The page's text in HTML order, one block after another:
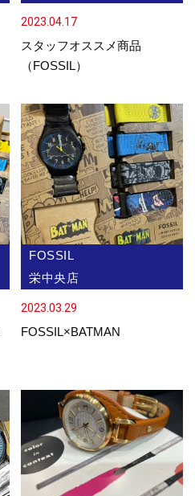
2023.04.17
スタッフオススメ商品
（FOSSIL）
FOSSIL
栄中央店
2023.03.29
FOSSIL×BATMAN